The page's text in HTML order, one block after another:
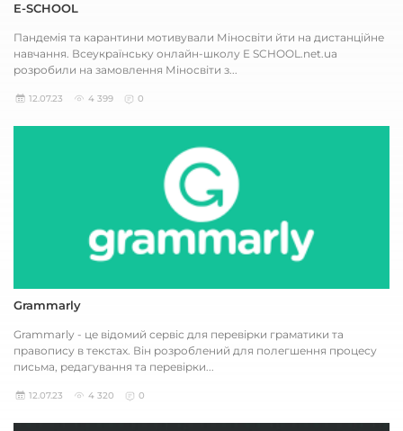
E-SCHOOL
Пандемія та карантини мотивували Міносвіти йти на дистанційне
навчання. Всеукраїнську онлайн-школу E SCHOOL.net.ua
розробили на замовлення Міносвіти з...
12.07.23 4 399 0
Grammarly
Grammarly - це відомий сервіс для перевірки граматики та
правопису в текстах. Він розроблений для полегшення процесу
письма, редагування та перевірки...
12.07.23 4 320 0